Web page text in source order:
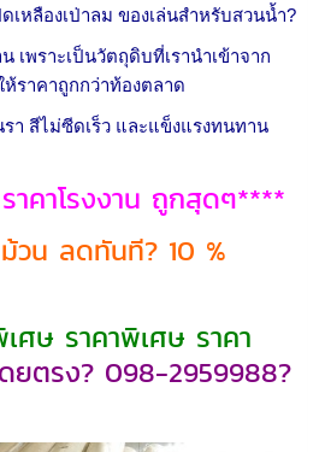
เหลืองเป่าลม ของเล่นสำหรับสวนน้ำ?
เพราะเป็นวัตถุดิบที่เรานำเข้าจาก
ห้ราคาถูกกว่าท้องตลาด
า สีไม่ซีดเร็ว และแข็งแรงทนทาน
าคาโรงงาน ถูกสุดๆ****
วน ลดทันที? 10 %
เศษ ราคาพิเศษ ราคา
ยตรง? 098-2959988?